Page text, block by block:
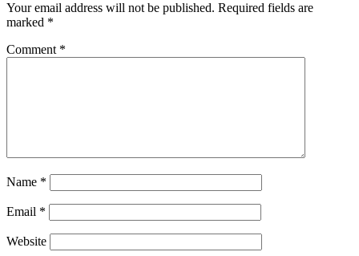
Your email address will not be published. Required fields are
marked *
Comment *
Name *
Email *
Website